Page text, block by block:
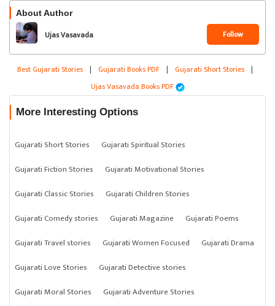
About Author
Ujas Vasavada Follow
Best Gujarati Stories | Gujarati Books PDF | Gujarati Short Stories |
Ujas Vasavada Books PDF
More Interesting Options
Gujarati Short Stories
Gujarati Spiritual Stories
Gujarati Fiction Stories
Gujarati Motivational Stories
Gujarati Classic Stories
Gujarati Children Stories
Gujarati Comedy stories
Gujarati Magazine
Gujarati Poems
Gujarati Travel stories
Gujarati Women Focused
Gujarati Drama
Gujarati Love Stories
Gujarati Detective stories
Gujarati Moral Stories
Gujarati Adventure Stories